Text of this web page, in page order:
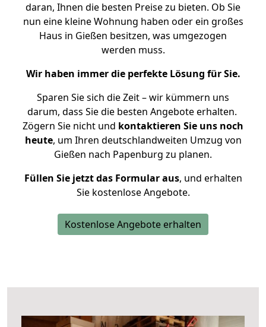
daran, Ihnen die besten Preise zu bieten. Ob Sie
nun eine kleine Wohnung haben oder ein großes
Haus in Gießen besitzen, was umgezogen
werden muss.
Wir haben immer die perfekte Lösung für Sie.
Sparen Sie sich die Zeit – wir kümmern uns
darum, dass Sie die besten Angebote erhalten.
Zögern Sie nicht und kontaktieren Sie uns noch
heute, um Ihren deutschlandweiten Umzug von
Gießen nach Papenburg zu planen.
Füllen Sie jetzt das Formular aus, und erhalten
Sie kostenlose Angebote.
Kostenlose Angebote erhalten